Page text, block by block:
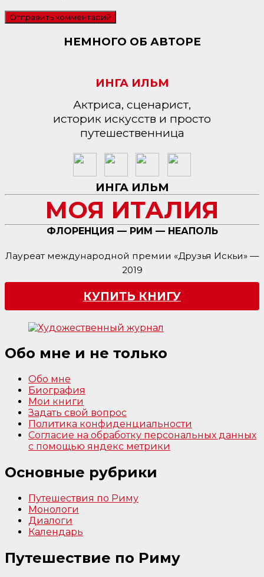
НЕМНОГО ОБ АВТОРЕ
ИНГА ИЛЬМ
Актриса, сценарист,
историк искусств и просто
путешественница
ИНГА ИЛЬМ
МОЯ ИТАЛИЯ
ФЛОРЕНЦИЯ — РИМ — НЕАПОЛЬ
Лауреат международной премии «Друзья Искьи» —
2019
КУПИТЬ КНИГУ
Обо мне и не только
Обо мне
Биография
Мои книги
Задать свой вопрос
Политика конфиденциальности
Согласие на обработку персональных данных
с помощью яндекс метрики
Основные рубрики
Путешествия по Риму
Монологи
Диалоги
Календарь
Путешествие по Риму